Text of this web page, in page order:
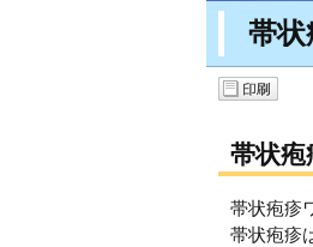
帯状
帯状疱
帯状疱疹
帯状疱疹